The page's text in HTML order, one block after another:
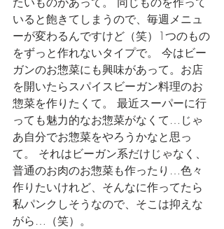
いると飽きてしまうので、毎週メニュ
ーが変わるんですけど（笑）1つのもの
をずっと作れないタイプで。 今はビー
ガンのお惣菜にも興味があって。お店
を開いたらスパイスビーガン料理のお
惣菜を作りたくて。 最近スーパーに行
っても魅力的なお惣菜がなくて…じゃ
あ自分でお惣菜をやろうかなと思っ
て。 それはビーガン系だけじゃなく、
普通のお肉のお惣菜も作ったり…色々
作りたいけれど、そんなに作ってたら
私パンクしそうなので、そこは抑えな
がら…（笑）。